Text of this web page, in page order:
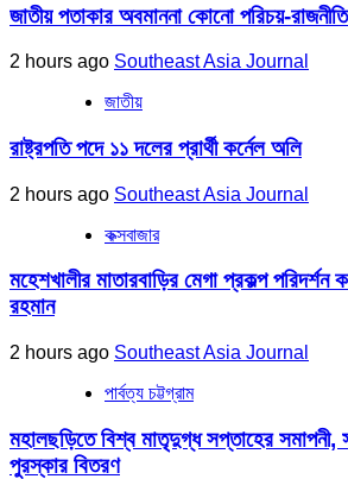
জাতীয় পতাকার অবমাননা কোনো পরিচয়-
2 hours ago Southeast Asia Journal
জাতীয়
রাষ্ট্রপতি পদে ১১ দলের প্রার্থী কর্নেল অলি
2 hours ago Southeast Asia Journal
কক্সবাজার
মহেশখালীর মাতারবাড়ির মেগা প্রকল্প পরিদর্শন
রহমান
2 hours ago Southeast Asia Journal
পার্বত্য চট্টগ্রাম
মহালছড়িতে বিশ্ব মাতৃদুগ্ধ সপ্তাহের সমাপনী,
পুরস্কার বিতরণ